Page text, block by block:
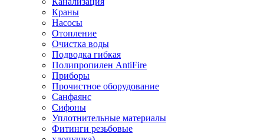
Краны
Насосы
Отопление
Очистка воды
Подводка гибкая
Полипропилен AntiFire
Приборы
Прочистное оборудование
Санфаянс
Сифоны
Уплотнительные материалы
Фитинги резьбовые